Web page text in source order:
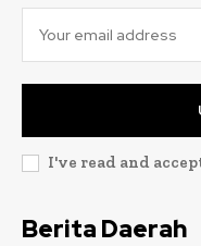
I've read and
Berita Daerah